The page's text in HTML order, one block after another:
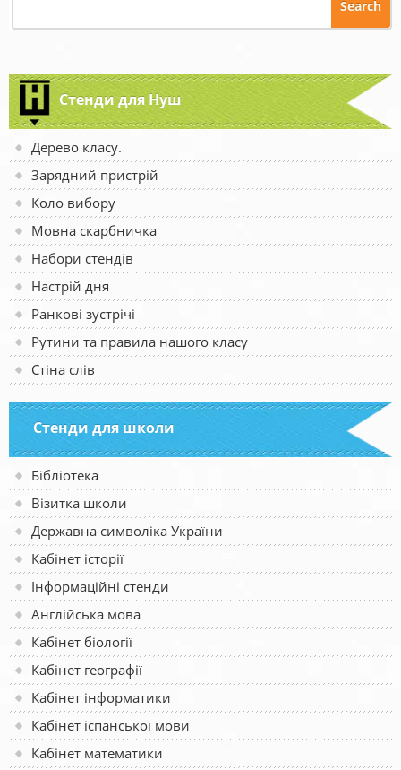
Стенди для Нуш
Дерево класу.
Зарядний пристрій
Коло вибору
Мовна скарбничка
Набори стендів
Настрій дня
Ранкові зустрічі
Рутини та правила нашого класу
Стіна слів
Стенди для школи
Бібліотека
Візитка школи
Державна символіка України
Кабінет історії
Інформаційні стенди
Англійська мова
Кабінет біології
Кабінет географії
Кабінет інформатики
Кабінет іспанської мови
Кабінет математики